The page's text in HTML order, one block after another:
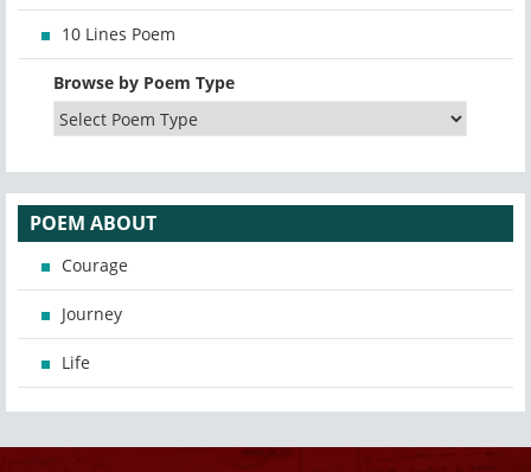
10 Lines Poem
Browse by Poem Type
POEM ABOUT
Courage
Journey
Life